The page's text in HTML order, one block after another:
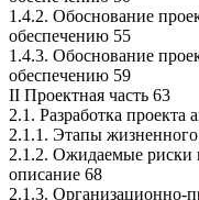
1.4.2. Обоснование
обеспечению 55
1.4.3. Обоснование
обеспечению 59
II Проектная часть 63
2.1. Разработка проекта
2.1.1. Этапы
2.1.2. Ожидаемые риски
описание 68
2.1.3. Организационно-